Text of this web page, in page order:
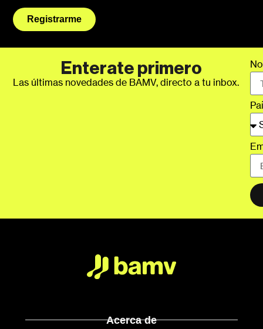
Registrarme
Enterate primero
Las últimas novedades de BAMV, directo a tu inbox.
Acerca de